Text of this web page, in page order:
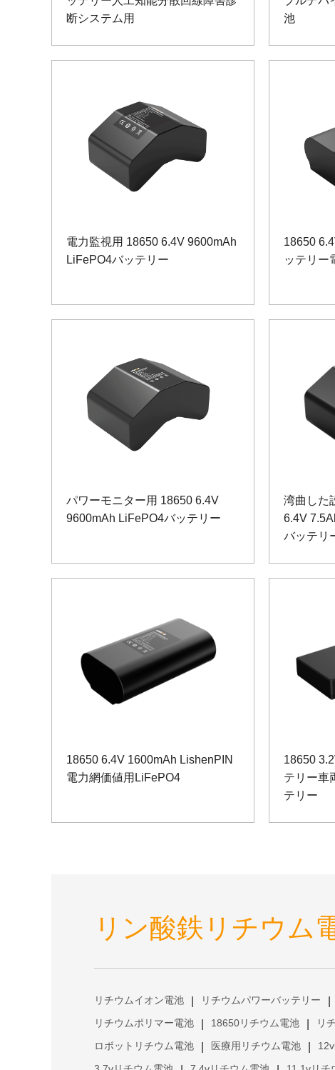
断システム用
池
電力監視用 18650 6.4V 9600mAh
LiFePO4バッテリー
18650
ッテリー
パワーモニター用 18650 6.4V
9600mAh LiFePO4バッテリー
湾曲した
6.4V
バッテリ
18650 6.4V 1600mAh LishenPIN
電力網価値用LiFePO4
18650
テリー車
テリー
リン酸鉄リチウム
リチウムイオン電池 リチウムパワーバッテリー
リチウムポリマー電池 18650リチウム電池 リ
ロボットリチウム電池 医療用リチウム電池